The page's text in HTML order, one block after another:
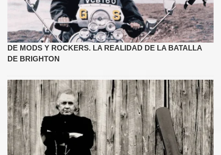
DE MODS Y ROCKERS. LA REALIDAD DE LA BATALLA
DE BRIGHTON